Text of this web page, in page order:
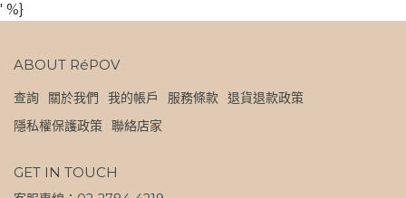
' %}
ABOUT RéPOV
查詢 關於我們 我的帳戶 服務條款 退貨退款政策
隱私權保護政策 聯絡店家
GET IN TOUCH